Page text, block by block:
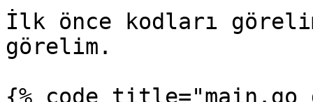
İlk önce kodları
görelim.
{% code title="main.go